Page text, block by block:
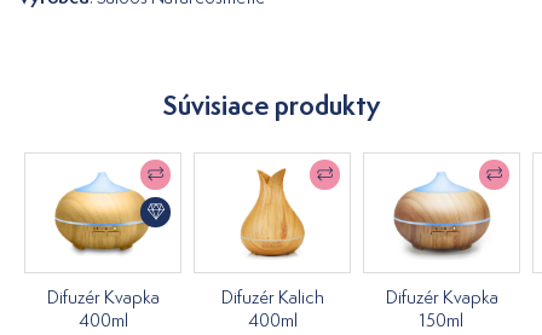
Súvisiace produkty
Difuzér Kvapka
400ml
Difuzér Kalich
400ml
Difuzér Kvapka
150ml